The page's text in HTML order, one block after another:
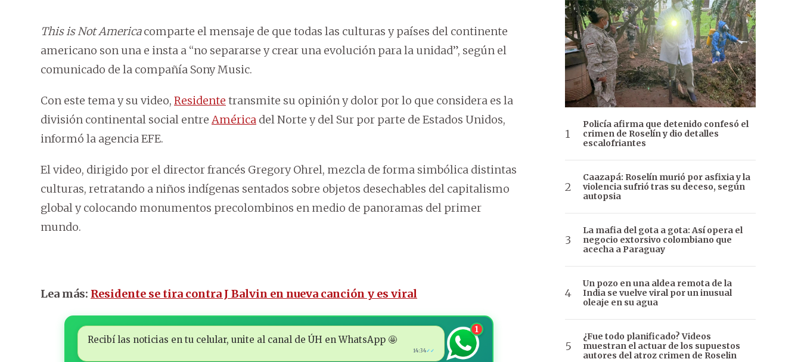
This is Not Americacomparte el mensaje de que todas las culturas y países del continente
americano son una e insta a “no separarse y crear una evolución para la unidad”, según el
comunicado de la compañía Sony Music.
Con este tema y su video, Residente transmite su opinión y dolor por lo que considera es la
división continental social entre América del Norte y del Sur por parte de Estados Unidos,
informó la agencia EFE.
El video, dirigido por el director francés Gregory Ohrel, mezcla de forma simbólica distintas
culturas, retratando a niños indígenas sentados sobre objetos desechables del capitalismo
global y colocando monumentos precolombinos en medio de panoramas del primer
mundo.
Lea más: Residente se tira contra J Balvin en nueva canción y es viral
Recibí las noticias en tu celular, unite al canal de ÚH en WhatsApp 🤩
14:34✓✓
1
Policía afirma que detenido confesó el
crimen de Roselín y dio detalles
escalofriantes
Caazapá: Roselín murió por asfixia y la
violencia sufrió tras su deceso, según
autopsia
La mafia del gota a gota: Así opera el
negocio extorsivo colombiano que
acecha a Paraguay
Un pozo en una aldea remota de la
India se vuelve viral por un inusual
oleaje en su agua
¿Fue todo planificado? Videos
muestran el actuar de los supuestos
autores del atroz crimen de Roselin